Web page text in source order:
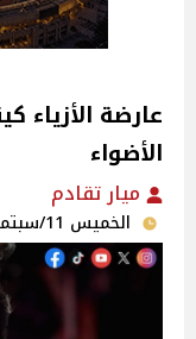
عارضة الأزياء
الأضواء
ميار تقادم
الخميس 11/سبتمبر/2025 - 02:00 م